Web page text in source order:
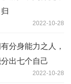
2022-10-28
分身能力之人，
出七个自己
2022-10-28